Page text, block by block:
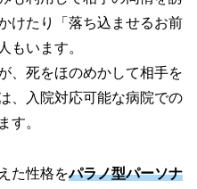
けたり「落ち込ませるお前
もいます。
、死をほのめかして相手を
、入院対応可能な病院での
す。
た性格をパラノ型パーソナ